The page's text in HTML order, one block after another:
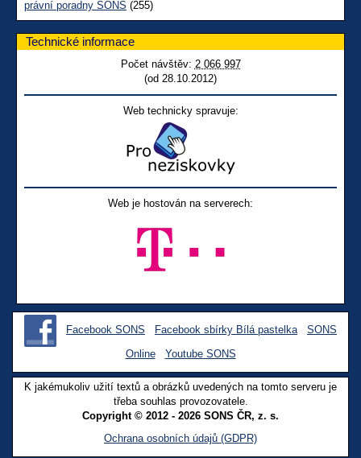
právní poradny SONS (255)
Technické informace
Počet návštěv: 2 066 997
(od 28.10.2012)
Web technicky spravuje:
Web je hostován na serverech:
Facebook SONS Facebook sbírky Bílá pastelka
SONS
Online
Youtube SONS
K jakémukoliv užití textů a obrázků uvedených na tomto serveru je
třeba souhlas provozovatele.
Copyright © 2012 - 2026 SONS ČR, z. s.
Ochrana osobních údajů (GDPR)